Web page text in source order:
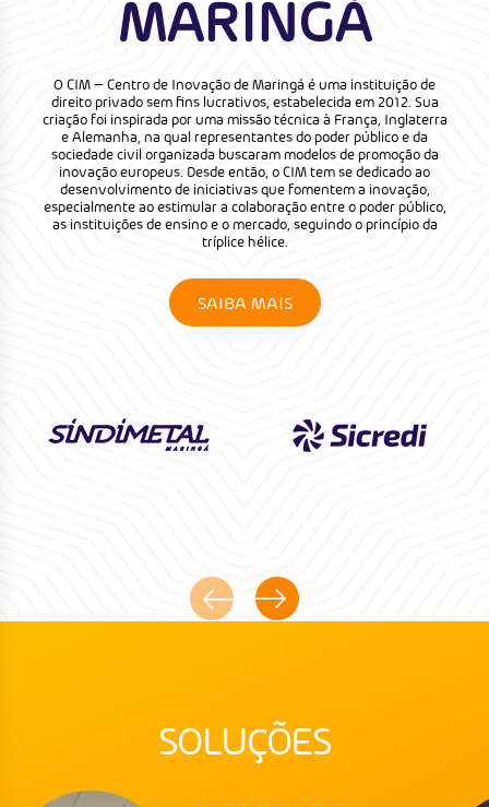
MARINGÁ
O CIM – Centro de Inovação de Maringá é uma instituição de
direito privado sem fins lucrativos, estabelecida em 2012. Sua
criação foi inspirada por uma missão técnica à França, Inglaterra
e Alemanha, na qual representantes do poder público e da
sociedade civil organizada buscaram modelos de promoção da
inovação europeus. Desde então, o CIM tem se dedicado ao
desenvolvimento de iniciativas que fomentem a inovação,
especialmente ao estimular a colaboração entre o poder público,
as instituições de ensino e o mercado, seguindo o princípio da
tríplice hélice.
SAIBA MAIS
SOLUÇÕES